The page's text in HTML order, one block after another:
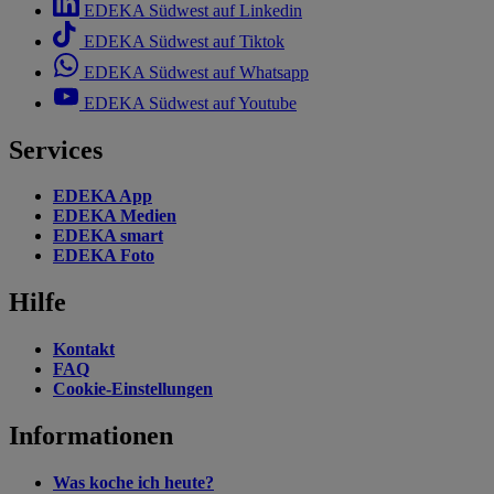
EDEKA Südwest auf Linkedin
EDEKA Südwest auf Tiktok
EDEKA Südwest auf Whatsapp
EDEKA Südwest auf Youtube
Services
EDEKA App
EDEKA Medien
EDEKA smart
EDEKA Foto
Hilfe
Kontakt
FAQ
Cookie-Einstellungen
Informationen
Was koche ich heute?